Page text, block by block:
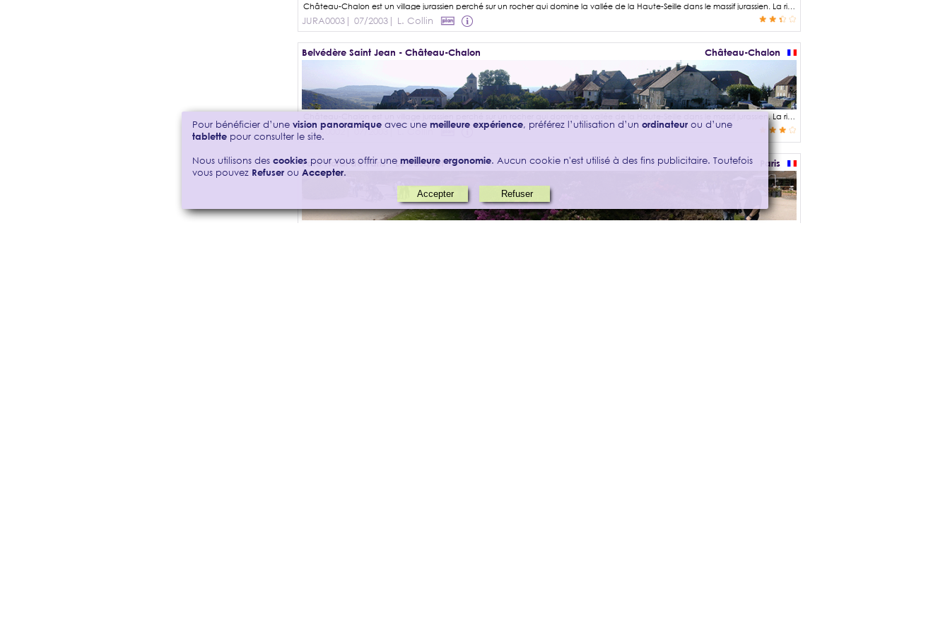
Château-Chalon est un village jurassien perché sur un rocher qui domine la vallée de la Haute-Seille dans le massif jurassien. La rivière de La Seille nait de la cascade située au fond de la reculée de Baume-les-Messieurs. Le village est classé parmi les plus beaux villages de France et est réputé pour son vignoble et son fameux vin jaune, un vin blanc sec élaboré à partir du Savagnin vieilli en fût de chêne durant 6 ans et 3 mois. Le village situé en hauteur offre de magnifiques points de vue sur les vignes et les villages alentours : Le belvédère Sainte-Anne, belvédère de la Rochette, belvédère Saint Jean, belvédère de Menétru, chemin des vignes en contrebas de l'église Saint-Pierre, etc … La Maison de la Haute Seille, ancienne hostellerie de l'Abbaye, outre sa muséographie dédiée au patrimoine local, permet également de profiter d'une jolie perspective depuis sa terrasse panoramique.
JURA0003 | 07/2003 | L. Collin
Belvédère Saint Jean - Château-Chalon Château-Chalon
Château-Chalon est un village jurassien perché sur un rocher qui domine la vallée de la Haute-Seille dans le massif jurassien. La rivière de La Seille nait de la cascade située au fond de la reculée de Baume-les-Messieurs qui est aussi un lieu incontournable que je vous invite à visiter. Le village est classé parmi les plus beaux villages de France et est réputé pour son vignoble et son fameux vin jaune, un vin blanc sec élaboré à partir du Savagnin vieilli en fût de chêne durant 6 ans et 3 mois. Le domaine viticole de Château-Chalon et des villages environnants est présent dès l'antiquité sous l'ère gauloise Séquanes* et s'est développé ensuite sous l'influence de l'empire romain. On attribue le début de « l'histoire de ce village » bien avant l'époque mérovingienne et à la fondation de l'Abbaye de Château-Chalon sur l'arrête du plateau au VIIe siècle selon la légende, mais probablement plus au VIIIe ou IXe siècle au début de la période Carolingienne. Des fortifications intégrants deux tours viendront s'ajouter pour assurer la protection de l'établissement monastique. * Peuple gaulois établi en Séquanie à l'est de la Gaule sur le versant ouest du massif du jura.
JURA0002| 07/2003| L. Collin
Parc Floral de Paris - Le Bosquet Paris
Pour bénéficier d’une vision panoramique avec une meilleure expérience, préférez l’utilisation d’un ordinateur ou d’une
tablette pour consulter le site.
Nous utilisons des cookies pour vous offrir une meilleure ergonomie. Aucun cookie n'est utilisé à des fins publicitaire. Toutefois
vous pouvez Refuser ou Accepter.